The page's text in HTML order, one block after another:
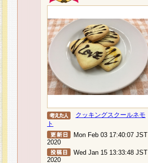
クッキングスクールネモ
ト
Mon Feb 03 17:40:07 JST
2020
Wed Jan 15 13:33:48 JST
2020